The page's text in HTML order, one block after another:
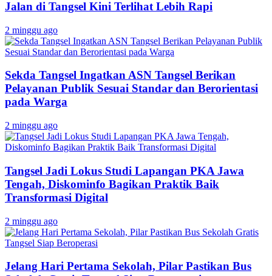
Jalan di Tangsel Kini Terlihat Lebih Rapi
2 minggu ago
Sekda Tangsel Ingatkan ASN Tangsel Berikan
Pelayanan Publik Sesuai Standar dan Berorientasi
pada Warga
2 minggu ago
Tangsel Jadi Lokus Studi Lapangan PKA Jawa
Tengah, Diskominfo Bagikan Praktik Baik
Transformasi Digital
2 minggu ago
Jelang Hari Pertama Sekolah, Pilar Pastikan Bus